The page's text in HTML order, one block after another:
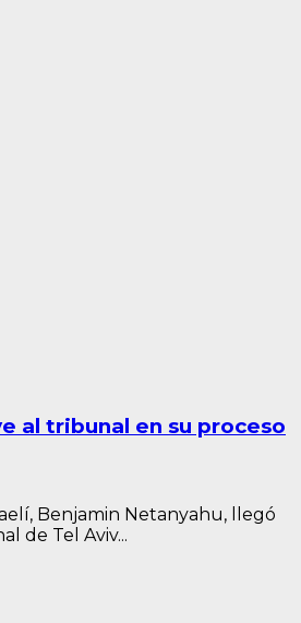
al tribunal en su proceso
Benjamin Netanyahu, llegó
de Tel Aviv...